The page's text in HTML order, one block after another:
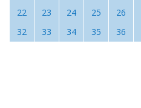
22
23 24 25 26
32
33 34 35 36